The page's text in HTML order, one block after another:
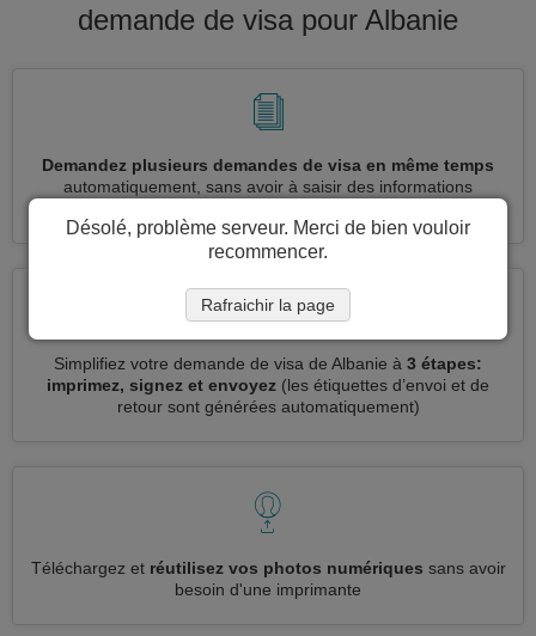
demande de visa pour Albanie
Demandez plusieurs demandes de visa en même temps
automatiquement, sans avoir à saisir des informations
Simplifiez votre demande de visa de Albanie à 3 étapes:
imprimez, signez et envoyez (les étiquettes d’envoi et de
retour sont générées automatiquement)
Téléchargez et réutilisez vos photos numériques sans avoir
besoin d'une imprimante
Désolé, problème serveur. Merci de bien vouloir
recommencer.
Rafraichir la page